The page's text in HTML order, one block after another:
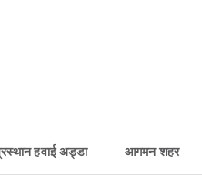
हवाई अड्डा आगमन शहर